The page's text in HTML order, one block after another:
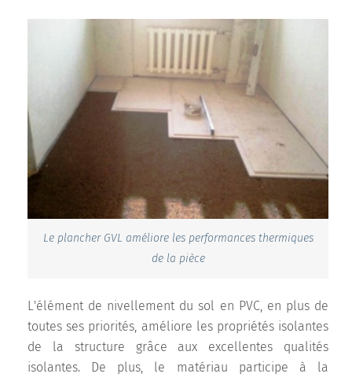
Le plancher GVL améliore les performances thermiques
de la pièce
L'élément de nivellement du sol en PVC, en plus de
toutes ses priorités, améliore les propriétés isolantes
de la structure grâce aux excellentes qualités
isolantes. De plus, le matériau participe à la